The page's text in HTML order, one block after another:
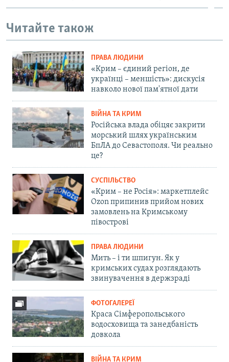
Читайте також
ПРАВА ЛЮДИНИ
«Крим – єдиний регіон, де
українці – меншість»: дискусія
навколо нової пам'ятної дати
ВІЙНА ТА КРИМ
Російська влада обіцяє закрити
морський шлях українським
БпЛА до Севастополя. Чи реально
це?
СУСПІЛЬСТВО
«Крим – не Росія»: маркетплейс
Ozon припинив прийом нових
замовлень на Кримському
півострові
ПРАВА ЛЮДИНИ
Мить – і ти шпигун. Як у
кримських судах розглядають
звинувачення в держзраді
ФОТОГАЛЕРЕЇ
Краса Сімферопольського
водосховища та занедбаність
довкола
ВІЙНА ТА КРИМ